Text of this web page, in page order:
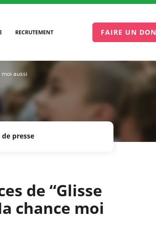
RECRUTEMENT FAIRE UN DON
aussi
de presse
de “Glisse
chance moi